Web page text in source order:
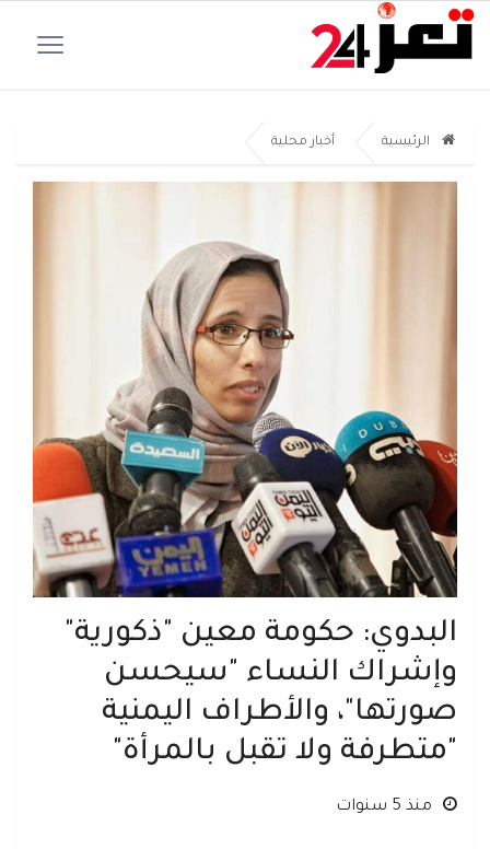
الرئيسية أخبار محلية
البدوي: حكومة معين "ذكورية"
وإشراك النساء "سيحسن
صورتها"، والأطراف اليمنية
"متطرفة ولا تقبل بالمرأة"
منذ 5 سنوات